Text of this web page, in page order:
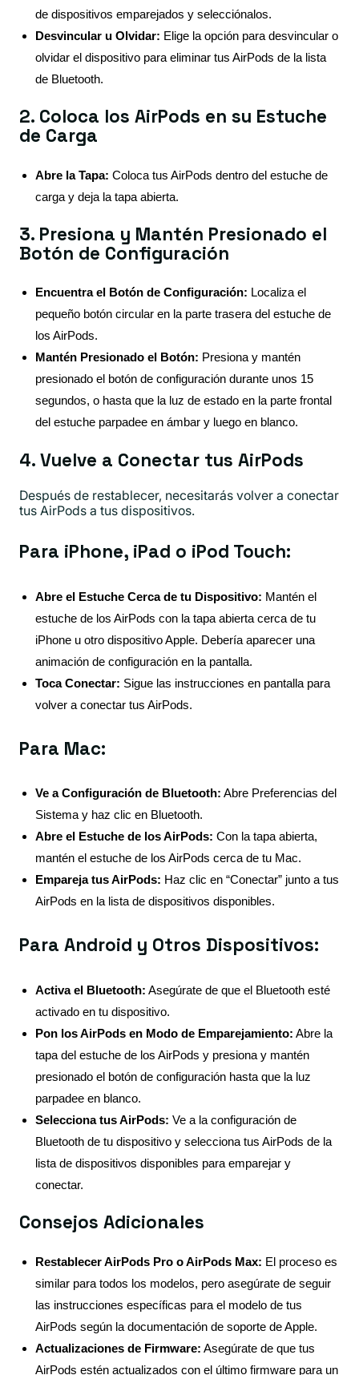
de dispositivos emparejados y selecciónalos.
Desvincular u Olvidar: Elige la opción para desvincular o
olvidar el dispositivo para eliminar tus AirPods de la lista
de Bluetooth.
2. Coloca los AirPods en su Estuche
de Carga
Abre la Tapa: Coloca tus AirPods dentro del estuche de
carga y deja la tapa abierta.
3. Presiona y Mantén Presionado el
Botón de Configuración
Encuentra el Botón de Configuración: Localiza el
pequeño botón circular en la parte trasera del estuche de
los AirPods.
Mantén Presionado el Botón: Presiona y mantén
presionado el botón de configuración durante unos 15
segundos, o hasta que la luz de estado en la parte frontal
del estuche parpadee en ámbar y luego en blanco.
4. Vuelve a Conectar tus AirPods
Después de restablecer, necesitarás volver a conectar
tus AirPods a tus dispositivos.
Para iPhone, iPad o iPod Touch:
Abre el Estuche Cerca de tu Dispositivo: Mantén el
estuche de los AirPods con la tapa abierta cerca de tu
iPhone u otro dispositivo Apple. Debería aparecer una
animación de configuración en la pantalla.
Toca Conectar: Sigue las instrucciones en pantalla para
volver a conectar tus AirPods.
Para Mac:
Ve a Configuración de Bluetooth: Abre Preferencias del
Sistema y haz clic en Bluetooth.
Abre el Estuche de los AirPods: Con la tapa abierta,
mantén el estuche de los AirPods cerca de tu Mac.
Empareja tus AirPods: Haz clic en “Conectar” junto a tus
AirPods en la lista de dispositivos disponibles.
Para Android y Otros Dispositivos:
Activa el Bluetooth: Asegúrate de que el Bluetooth esté
activado en tu dispositivo.
Pon los AirPods en Modo de Emparejamiento: Abre la
tapa del estuche de los AirPods y presiona y mantén
presionado el botón de configuración hasta que la luz
parpadee en blanco.
Selecciona tus AirPods: Ve a la configuración de
Bluetooth de tu dispositivo y selecciona tus AirPods de la
lista de dispositivos disponibles para emparejar y
conectar.
Consejos Adicionales
Restablecer AirPods Pro o AirPods Max: El proceso es
similar para todos los modelos, pero asegúrate de seguir
las instrucciones específicas para el modelo de tus
AirPods según la documentación de soporte de Apple.
Actualizaciones de Firmware: Asegúrate de que tus
AirPods estén actualizados con el último firmware para un